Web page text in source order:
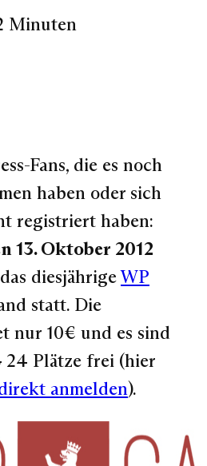
Minuten
Fans, die es noch
haben oder sich
registriert haben:
13. Oktober 2012
diesjährigeWP
statt. Die
nur 10€ und es sind
24 Plätze frei (hier
anmelden).